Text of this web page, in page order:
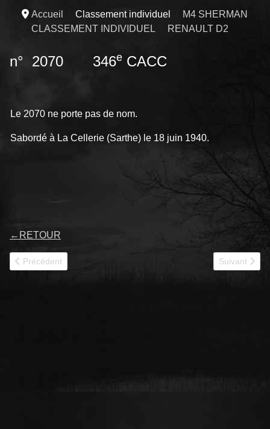
Accueil Classement individuel
M4 SHERMAN
CLASSEMENT INDIVIDUEL
RENAULT D2
n° 2070 346e CACC
Le 2070 ne porte pas de nom.
Sabordé à La Cellerie (Sarthe) le 18 juin 1940.
← RETOUR
Article précédent : 2071
Précédent Article
Suivant